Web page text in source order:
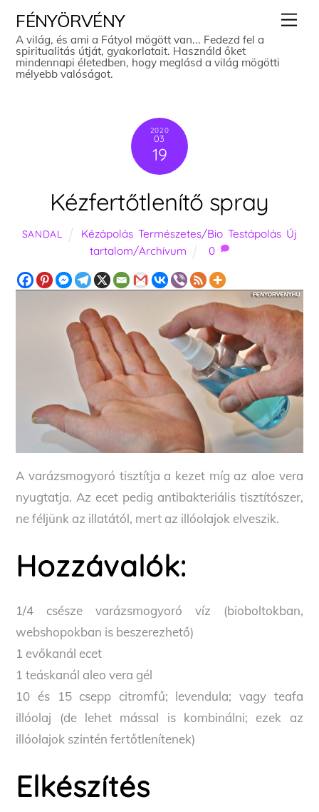
content
FÉNYÖRVÉNY
A világ, és ami a Fátyol mögött van... Fedezd fel a
spiritualitás útját, gyakorlatait. Használd őket
mindennapi életedben, hogy meglásd a világ mögötti
mélyebb valóságot.
2020
03
19
Kézfertőtlenítő spray
SANDAL Kézápolás ,Természetes/Bio ,Testápolás Új
tartalom/Archívum
0
A varázsmogyoró tisztítja a kezet míg az aloe vera
nyugtatja. Az ecet pedig antibakteriális tisztítószer,
ne féljünk az illatától, mert az illóolajok elveszik.
Hozzávalók:
1/4 csésze varázsmogyoró víz (bioboltokban,
webshopokban is beszerezhető)
1 evőkanál ecet
1 teáskanál aleo vera gél
10 és 15 csepp citromfű; levendula; vagy teafa
illóolaj (de lehet mással is kombinálni; ezek az
illóolajok szintén fertőtlenítenek)
Elkészítés